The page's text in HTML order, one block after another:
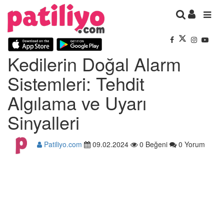
Kedilerin Doğal Alarm
Sistemleri: Tehdit
Algılama ve Uyarı
Sinyalleri
Patiliyo.com 09.02.2024 0 Beğeni 0 Yorum